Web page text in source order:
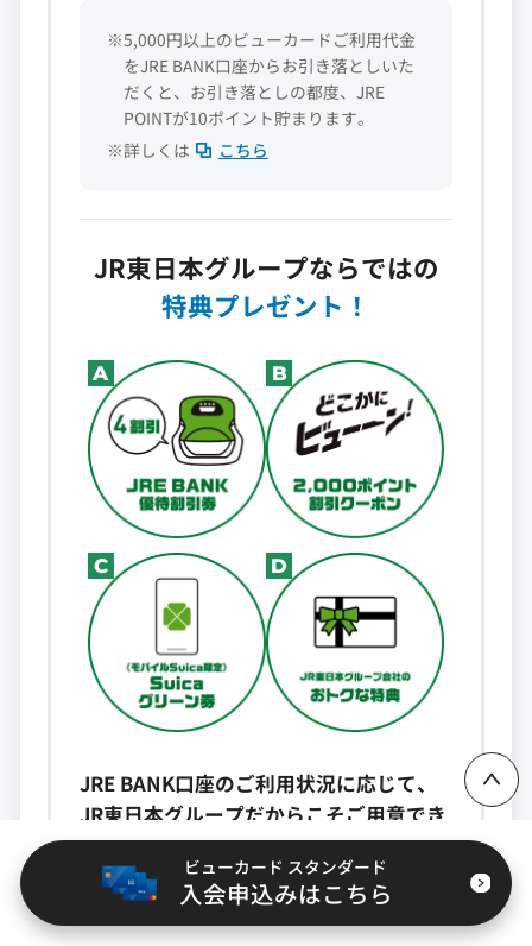
※5,000円以上のビューカードご利用代金
をJRE BANK口座からお引き落としいた
だくと、お引き落としの都度、JRE
POINTが10ポイント貯まります。
※詳しくは
こちら
JR東日本グループならではの
特典プレゼント！
A B
C D
JRE BANK口座のご利用状況に応じて、
JR東日本グループだからこそご用意でき
るおトクな特典をプレゼント！
※特典のご提供には各種条件があります。
ビューカード スタンダード
入会申込みはこちら